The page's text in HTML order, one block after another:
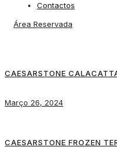
Contactos
Área Reservada
CAESARSTONE
Março 26, 2024
CAESARSTONE FROZEN